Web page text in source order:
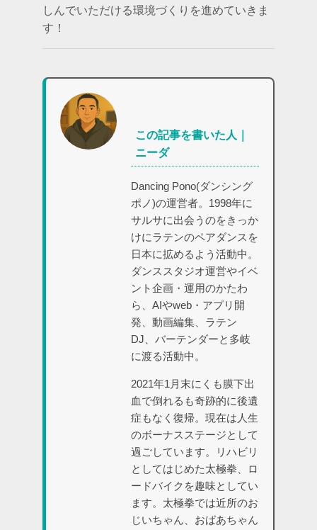
しんでいただける環境づくりを進めていきま
す！
この記事を書いた人｜
ニーダ
Dancing Pono(ダンシング
ポノ)の運営者。1998年に
サルサに出会うのをきっか
けにラテンのペアダンスを
日本に拡めるよう活動中。
ダンススタジオ運営やイベ
ント企画・運用のかたわ
ら、AIやweb・アプリ開
発、動画編集、ラテン
DJ、バーテンダーと多岐
に渡る活動中。
2021年1月末にくも膜下出
血で倒れるも奇跡的に後遺
症もなく復帰。現在は人生
のボーナスステージとして
過ごしています。リハビリ
としてはじめた太極拳、ロ
ードバイクを趣味としてい
ます。太極拳では近所のお
じいちゃん、おばあちゃん